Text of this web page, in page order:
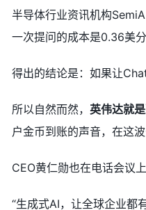
半导体行业资讯机构
一次提问的成本是0.36美
得出的结论是：如果让
所以自然而然， 英伟达就
户金币到账的声音，在这
CEO黄仁勋也在电话会议
“生成式AI，让全球企业都